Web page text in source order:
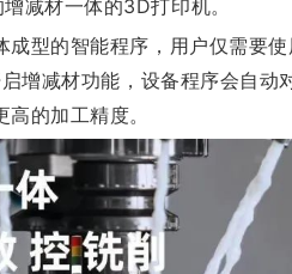
减材一体的3D打印机。
型的智能程序，用户仅需要
增减材功能，设备程序会自动
的加工精度。